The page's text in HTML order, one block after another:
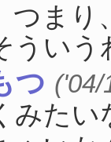
まり
うい
つ ('04/
みた